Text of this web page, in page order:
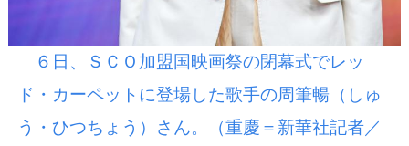
６日、ＳＣＯ加盟国映画祭の閉幕式でレッ
ド・カーペットに登場した歌手の周筆暢（しゅ
う・ひつちょう）さん。（重慶＝新華社記者／